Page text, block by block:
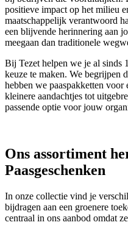
positieve impact op het milieu
maatschappelijk verantwoord
een blijvende herinnering aan
meegaan dan traditionele
Bij Tezet helpen we je al sinds
keuze te maken. We begrijpen
hebben we paaspakketten voor
kleinere aandachtjes tot
passende optie voor jouw
Ons assortiment
Paasgeschenken
In onze collectie vind je
bijdragen aan een groenere
centraal in ons aanbod omdat